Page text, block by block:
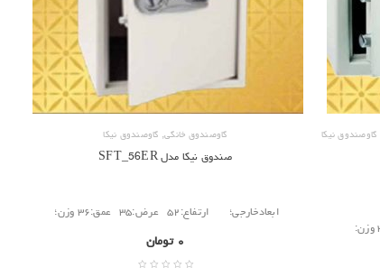
گاوصندوق نیکا گاوصندوق خانگی, گاوصندوق نیکا
صندوق نیکا مدل SFT_56ER
ابعادخارجی؛ ارتفاع:۵۲ عرض:۳۵ عمق:۳۶ وزن؛
۰ تومان